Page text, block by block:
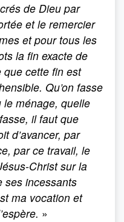
de Dieu par
et le remercier
et pour tous les
la fin exacte de
cette fin est
Qu’on fasse
ménage, quelle
il faut que
d’avancer, par
par ce travail, le
Christ sur la
ses incessants
ma vocation et
»